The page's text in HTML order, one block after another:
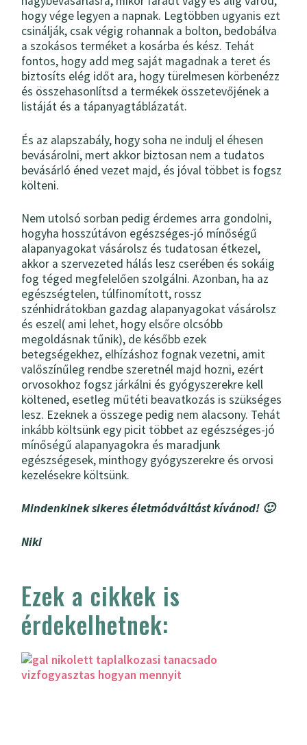
hogy vége legyen a napnak. Legtöbben ugyanis ezt
csinálják, csak végig rohannak a bolton, bedobálva
a szokásos terméket a kosárba és kész. Tehát
fontos, hogy add meg saját magadnak a teret és
biztosíts elég időt ara, hogy türelmesen körbenézz
és összehasonlítsd a termékek összetevőjének a
listáját és a tápanyagtáblázatát.
És az alapszabály, hogy soha ne indulj el éhesen
bevásárolni, mert akkor biztosan nem a tudatos
bevásárló éned vezet majd, és jóval többet is fogsz
költeni.
Nem utolsó sorban pedig érdemes arra gondolni,
hogyha hosszútávon egészséges-jó mínőségű
alapanyagokat vásárolsz és tudatosan étkezel,
akkor a szervezeted hálás lesz cserében és sokáig
fog téged megfelelően szolgálni. Azonban, ha az
egészségtelen, túlfinomított, rossz
szénhidrátokban gazdag alapanyagokat vásárolsz
és eszel( ami lehet, hogy elsőre olcsóbb
megoldásnak tűnik), de később ezek
betegségekhez, elhízáshoz fognak vezetni, amit
valőszínűleg rendbe szeretnél majd hozni, ezért
orvosokhoz fogsz járkálni és gyógyszerekre kell
költened, esetleg műtéti beavatkozás is szükséges
lesz. Ezeknek a összege pedig nem alacsony. Tehát
inkább költsünk egy picit többet az egészséges-jó
mínőségű alapanyagokra és maradjunk
egészségesek, minthogy gyógyszerekre és orvosi
kezelésekre költsünk.
Mindenkinek sikeres életmódváltást kívánod! 🙂
Niki
Ezek a cikkek is
érdekelhetnek: